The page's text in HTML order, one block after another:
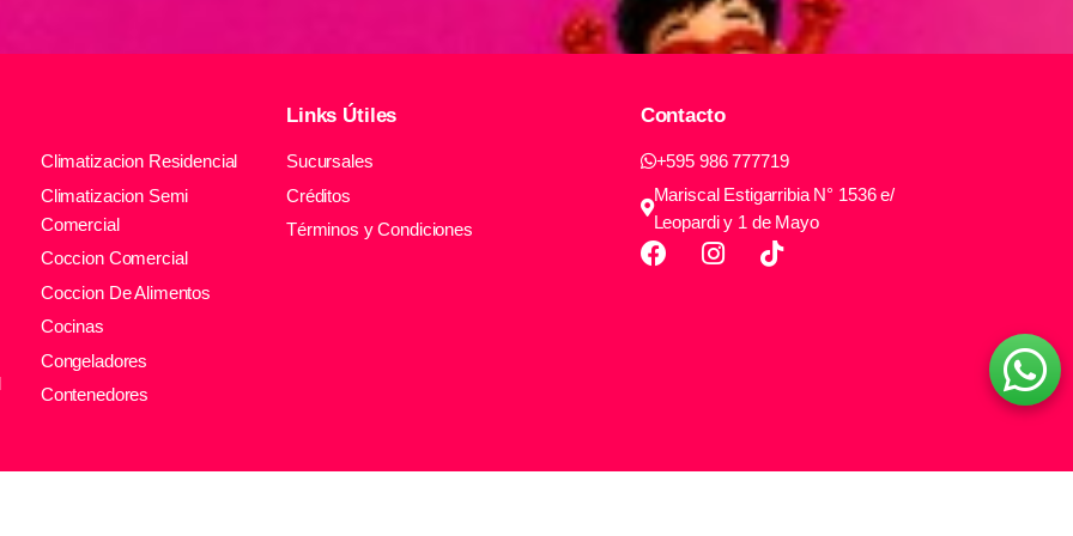
Climatizacion Residencial
Climatizacion Semi
Comercial
Coccion Comercial
Coccion De Alimentos
Cocinas
Congeladores
Contenedores
Links Útiles
Sucursales
Créditos
Términos y Condiciones
Contacto
+595 986 777719
Mariscal Estigarribia N° 1536 e/
Leopardi y 1 de Mayo